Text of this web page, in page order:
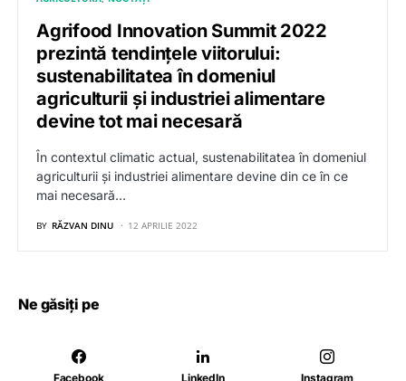
Agrifood Innovation Summit 2022
prezintă tendințele viitorului:
sustenabilitatea în domeniul
agriculturii și industriei alimentare
devine tot mai necesară
În contextul climatic actual, sustenabilitatea în domeniul
agriculturii și industriei alimentare devine din ce în ce
mai necesară…
BY RĂZVAN DINU 12 APRILIE 2022
Ne găsiți pe
Facebook LinkedIn Instagram